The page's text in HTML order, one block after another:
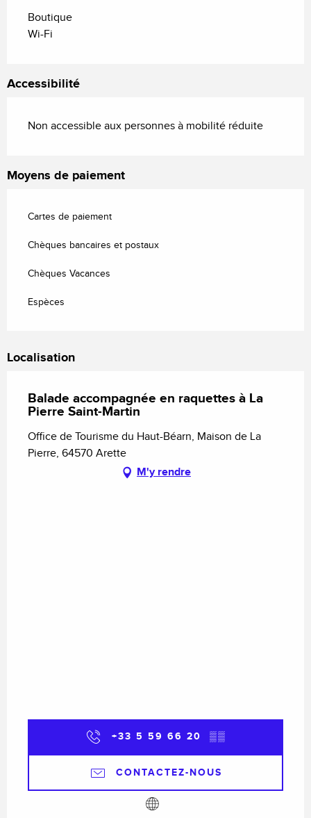
Boutique
Wi-Fi
Accessibilité
Non accessible aux personnes à mobilité réduite
Moyens de paiement
Cartes de paiement
Chèques bancaires et postaux
Chèques Vacances
Espèces
Localisation
Balade accompagnée en raquettes à La
Pierre Saint-Martin
Office de Tourisme du Haut-Béarn, Maison de La
Pierre, 64570 Arette
M'y rendre
+33 5 59 66 20 ▒▒
CONTACTEZ-NOUS